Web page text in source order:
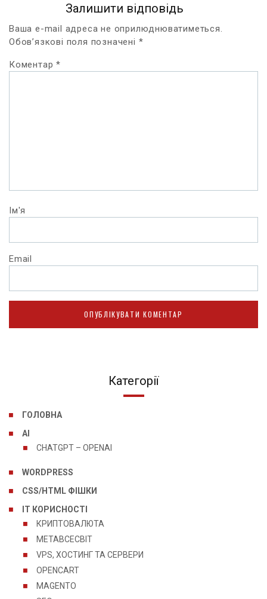
Категорії
ГОЛОВНА
AI
CHATGPT – OPENAI
WORDPRESS
CSS/HTML ФІШКИ
IT КОРИСНОСТІ
КРИПТОВАЛЮТА
МЕТАВСЕСВІТ
VPS, ХОСТИНГ ТА СЕРВЕРИ
OPENCART
MAGENTO
Залишити відповідь
Ваша e-mail адреса не оприлюднюватиметься.
Обов’язкові поля позначені *
Коментар*
Ім'я
Email